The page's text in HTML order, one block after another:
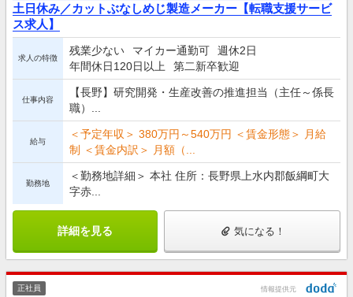
土日休み／カットぶなしめじ製造メーカー【転職支援サービ
ス求人】
求人の特徴
残業少ない マイカー通勤可
週休2日
年間休日120日以上
第二新卒歓迎
仕事内容
【長野】研究開発・生産改善の推進担当（主任～係長
職）...
給与
＜予定年収＞ 380万円～540万円 ＜賃金形態＞ 月給
制 ＜賃金内訳＞ 月額（...
勤務地
＜勤務地詳細＞ 本社 住所：長野県上水内郡飯綱町大
字赤...
詳細を見る 気になる！
正社員 情報提供元